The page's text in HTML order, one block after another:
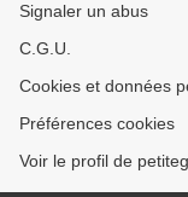
Signaler un abus
C.G.U.
Cookies et données
Préférences cookies
Voir le profil de